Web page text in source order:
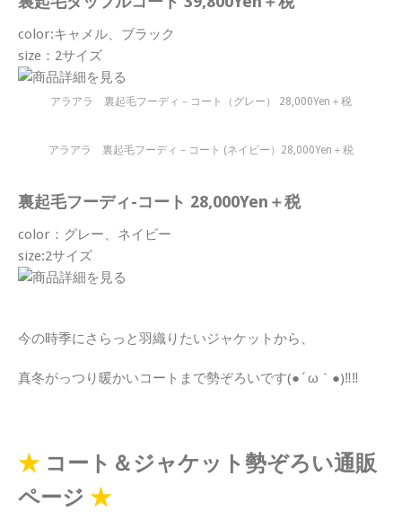
color:キャメル、ブラック
size：2サイズ
アラアラ 裏起毛フーディ－コート（グレー） 28,000Yen＋税
アラアラ 裏起毛フーディ－コート (ネイビー）28,000Yen＋税
裏起毛フーディ-コート 28,000Yen＋税
color：グレー、ネイビー
size:2サイズ
今の時季にさらっと羽織りたいジャケットから、
真冬がっつり暖かいコートまで勢ぞろいです(●´ω｀●)‼‼
★コート＆ジャケット勢ぞろい通販
ページ ★